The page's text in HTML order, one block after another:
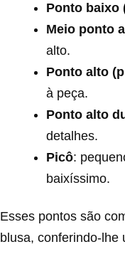
Ponto baixo
Meio ponto
alto.
Ponto alto
à peça.
Ponto alto
detalhes.
Picô:
baixíssimo.
Esses pontos são
blusa, conferindo-lhe